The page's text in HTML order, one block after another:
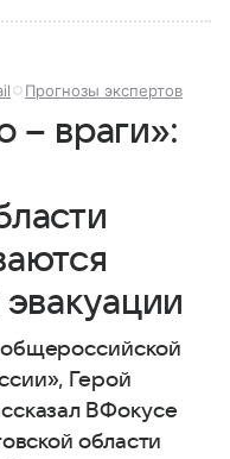
Прогнозы экспертов
– враги»:
Герой
ВФокусе
области